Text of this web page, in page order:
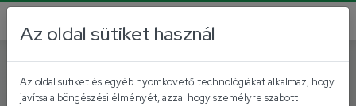
Az oldal sütiket használ
Az oldal sütiket és egyéb nyomkövető technológiákat alkalmaz, hogy
javítsa a böngészési élményét, azzal hogy személyre szabott